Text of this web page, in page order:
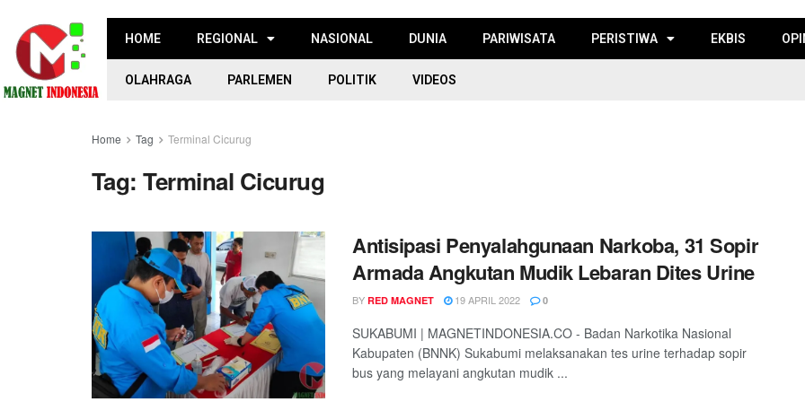
HOME REGIONAL NASIONAL DUNIA PARIWISATA PERISTIWA EKBIS
OLAHRAGA PARLEMEN POLITIK VIDEOS
Home Tag Terminal Cicurug
Tag:Terminal Cicurug
Antisipasi Penyalahgunaan Narkoba, 31 Sopir
Armada Angkutan Mudik Lebaran Dites Urine
BY RED MAGNET 19 APRIL 2022 0
SUKABUMI | MAGNETINDONESIA.CO - Badan Narkotika Nasional
Kabupaten (BNNK) Sukabumi melaksanakan tes urine terhadap sopir
bus yang melayani angkutan mudik ...